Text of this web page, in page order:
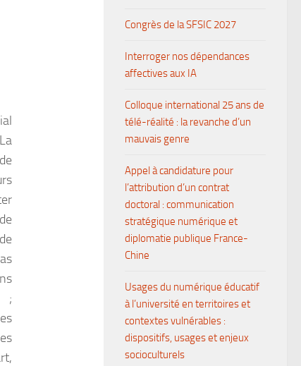
;
Congrès de la SFSIC 2027
Interroger nos dépendances
affectives aux IA
Colloque international 25 ans de
télé-réalité : la revanche d’un
mauvais genre
Appel à candidature pour
l’attribution d’un contrat
doctoral : communication
stratégique numérique et
diplomatie publique France-
Chine
Usages du numérique éducatif
à l’université en territoires et
contextes vulnérables :
dispositifs, usages et enjeux
socioculturels